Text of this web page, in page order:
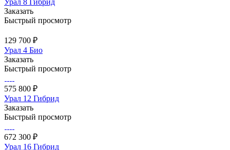
Заказать
Быстрый просмотр
129 700 ₽
Урал 4 Био
Заказать
Быстрый просмотр
575 800 ₽
Урал 12 Гибрид
Заказать
Быстрый просмотр
672 300 ₽
Урал 16 Гибрид